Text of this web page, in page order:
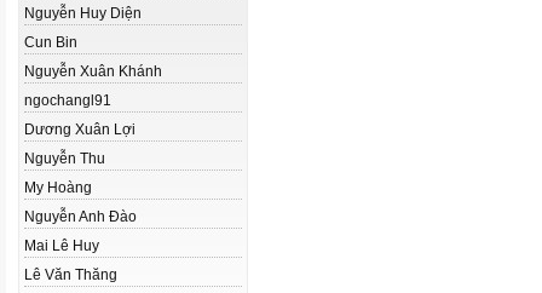
Nguyễn Huy Diện
Cun Bin
Nguyễn Xuân Khánh
ngochangl91
Dương Xuân Lợi
Nguyễn Thu
My Hoàng
Nguyễn Anh Đào
Mai Lê Huy
Lê Văn Thăng